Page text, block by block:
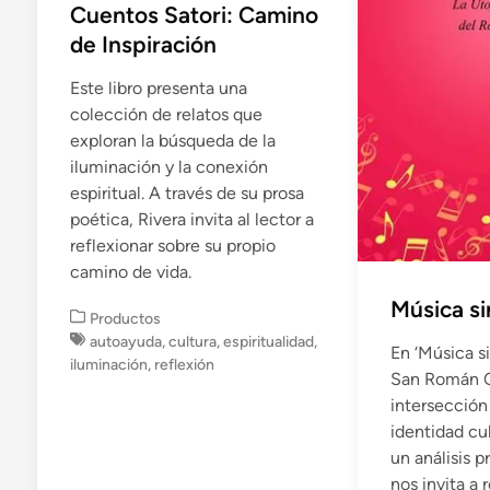
Cuentos Satori: Camino
de Inspiración
Este libro presenta una
colección de relatos que
exploran la búsqueda de la
iluminación y la conexión
espiritual. A través de su prosa
poética, Rivera invita al lector a
reflexionar sobre su propio
camino de vida.
P
u
b
Productos
autoayuda,cultura,espiritualidad,
iluminación, reflexión
Música
En ‘Música
San Román
identidad
un análisis
nos invita a